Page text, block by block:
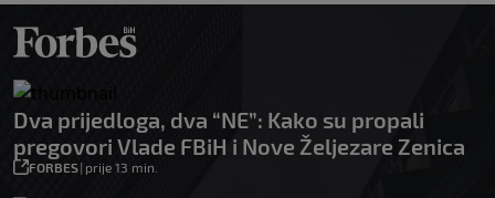
Dva prijedloga, dva “NE”: Kako su propali
pregovori Vlade FBiH i Nove Željezare Zenica
FORBES| prije 13 min.